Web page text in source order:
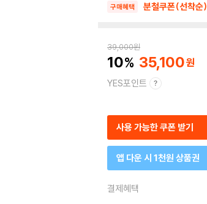
구매혜택 분철쿠폰(선착순)
39,000원
10 35,100
YES포인트
사용 가능한 쿠폰 받기
앱 다운 시 1천원 상품권
결제혜택